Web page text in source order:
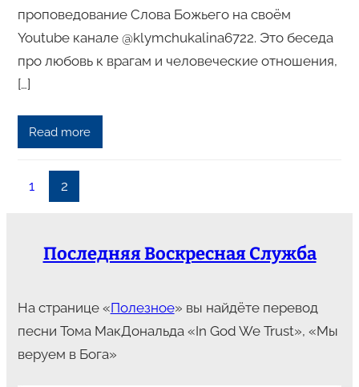
проповедование Слова Божьего на своём
Youtube канале @klymchukalina6722. Это беседа
про любовь к врагам и человеческие отношения,
[…]
Read more
1 2
Последняя Воскресная Служба
На странице «Полезное» вы найдёте перевод
песни Тома МакДональда «In God We Trust», «Мы
веруем в Бога»